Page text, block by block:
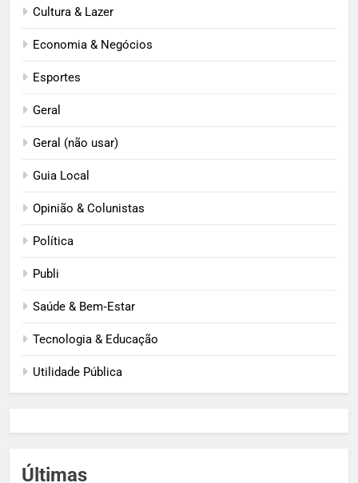
Cultura & Lazer
Economia & Negócios
Esportes
Geral
Geral (não usar)
Guia Local
Opinião & Colunistas
Política
Publi
Saúde & Bem‑Estar
Tecnologia & Educação
Utilidade Pública
Últimas